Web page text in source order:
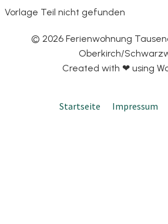
Vorlage Teil nicht gefunden
© 2026 Ferienwohnung
Oberkirch/
Created with ❤ using
Startseite Impressum